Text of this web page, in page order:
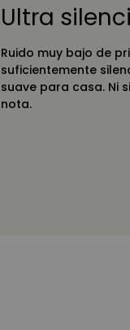
Ultra
Ruido muy bajo de
suficientemente
suave para casa. Ni
nota.